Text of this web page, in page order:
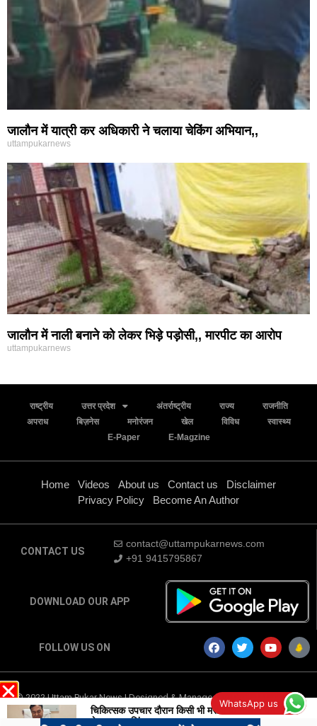
जालौन में यात्री कर अधिकारी ने चलाया चेकिंग अभियान,,
uttampukarnews
जालौन में नाली बनाने को लेकर भिड़े पड़ोसी,, मारपीट का आरोप
uttampukarnews
राष्ट्रीय उत्तर प्रदेश अंतर्राष्ट्रीय राज्य
राजनीति
अपराध
बिज़नेस मनोरंजन खेल विविध
स्वास्थ्य
E-Paper
E-Magzine
Home Videos About us Contact us
Disclaimer
Privacy Policy
Become An Author
CONTACT US
contact@uttampukarnews.com
+91 9415795867
DOWNLOAD OUR APP
FOLLOW US ON
© 2022 Uttam Pukar News | Designed & Managed by
Digital Marketing
Company-Traffic Tail WhatsApp us
चिकित्सक उपचार दौरान किसी भी मरीज के साथ न करें
भेदभावःडा. सिंह